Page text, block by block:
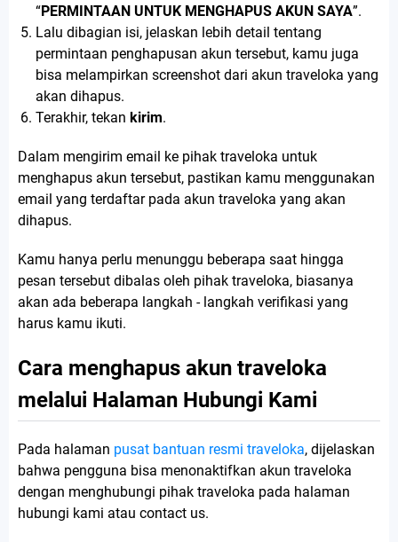
“PERMINTAAN UNTUK MENGHAPUS AKUN SAYA”.
Lalu dibagian isi, jelaskan lebih detail tentang
permintaan penghapusan akun tersebut, kamu juga
bisa melampirkan screenshot dari akun traveloka yang
akan dihapus.
Terakhir, tekan kirim.
Dalam mengirim email ke pihak traveloka untuk
menghapus akun tersebut, pastikan kamu menggunakan
email yang terdaftar pada akun traveloka yang akan
dihapus.
Kamu hanya perlu menunggu beberapa saat hingga
pesan tersebut dibalas oleh pihak traveloka, biasanya
akan ada beberapa langkah - langkah verifikasi yang
harus kamu ikuti.
Cara menghapus akun traveloka
melalui Halaman Hubungi Kami
Pada halaman pusat bantuan resmi traveloka, dijelaskan
bahwa pengguna bisa menonaktifkan akun traveloka
dengan menghubungi pihak traveloka pada halaman
hubungi kami atau contact us.